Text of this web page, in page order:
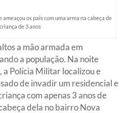
ameaçou os pais com uma arma na cabeça de
de 3 anos
a mão armada em
a população. Na noite
Polícia Militar localizou e
de invadir um residencial e
com apenas 3 anos de
dela no bairro Nova